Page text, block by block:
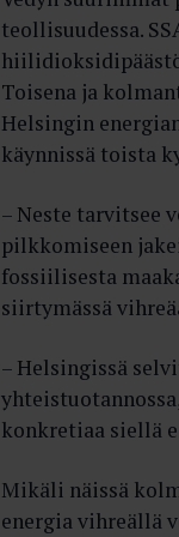
teollisuudessa.
Toisena ja
Helsingin
käynnissä toista
– Neste tarvitsee
pilkkomiseen
fossiilisesta
siirtymässä
– Helsingissä
konkretiaa siellä
Mikäli näissä
energia vihreällä